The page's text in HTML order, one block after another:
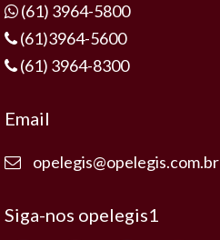
(61) 3964-5800
(61)3964-5600
(61) 3964-8300
Email
opelegis@opelegis.com.br
Siga-nos opelegis1